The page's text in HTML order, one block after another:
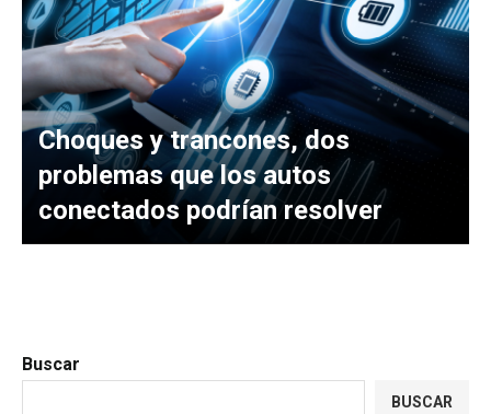
Choques y trancones, dos
problemas que los autos
conectados podrían resolver
Buscar
BUSCAR